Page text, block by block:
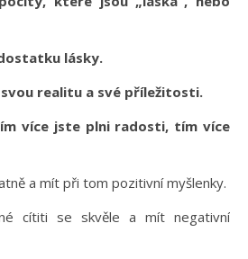
lásky.
realitu a své příležitosti.
více jste plni radosti, tím více
a mít při tom pozitivní myšlenky.
cítiti se skvěle a mít negativní